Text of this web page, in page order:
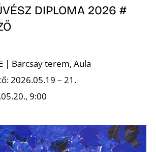
DIPLOMA 2026 #
| Barcsay terem, Aula
2026.05.19 – 21.
9:00